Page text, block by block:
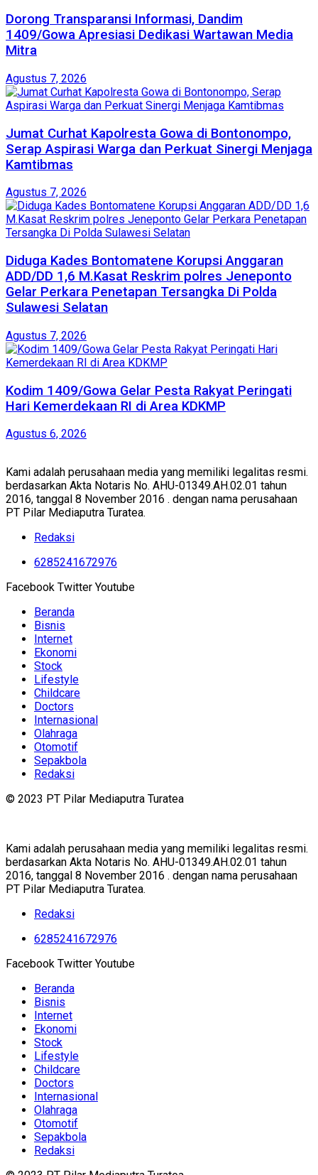
Dorong Transparansi Informasi, Dandim
1409/Gowa Apresiasi Dedikasi Wartawan Media
Mitra
Agustus 7, 2026
Jumat Curhat Kapolresta Gowa di Bontonompo,
Serap Aspirasi Warga dan Perkuat Sinergi Menjaga
Kamtibmas
Agustus 7, 2026
Diduga Kades Bontomatene Korupsi Anggaran
ADD/DD 1,6 M.Kasat Reskrim polres Jeneponto
Gelar Perkara Penetapan Tersangka Di Polda
Sulawesi Selatan
Agustus 7, 2026
Kodim 1409/Gowa Gelar Pesta Rakyat Peringati
Hari Kemerdekaan RI di Area KDKMP
Agustus 6, 2026
Kami adalah perusahaan media yang memiliki legalitas resmi.
berdasarkan Akta Notaris No. AHU-01349.AH.02.01 tahun
2016, tanggal 8 November 2016 . dengan nama perusahaan
PT Pilar Mediaputra Turatea.
Redaksi
6285241672976
Facebook Twitter Youtube
Beranda
Bisnis
Internet
Ekonomi
Stock
Lifestyle
Childcare
Doctors
Internasional
Olahraga
Otomotif
Sepakbola
Redaksi
© 2023 PT Pilar Mediaputra Turatea
Kami adalah perusahaan media yang memiliki legalitas resmi.
berdasarkan Akta Notaris No. AHU-01349.AH.02.01 tahun
2016, tanggal 8 November 2016 . dengan nama perusahaan
PT Pilar Mediaputra Turatea.
Redaksi
6285241672976
Facebook Twitter Youtube
Beranda
Bisnis
Internet
Ekonomi
Stock
Lifestyle
Childcare
Doctors
Internasional
Olahraga
Otomotif
Sepakbola
Redaksi